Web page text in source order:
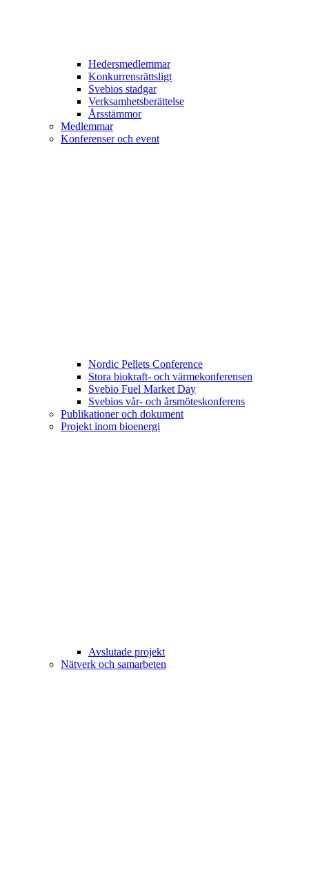
Hedersmedlemmar
Konkurrensrättsligt
Svebios stadgar
Verksamhetsberättelse
Årsstämmor
Medlemmar
Konferenser och event
Nordic Pellets Conference
Stora biokraft- och värmekonferensen
Svebio Fuel Market Day
Svebios vår- och årsmöteskonferens
Publikationer och dokument
Projekt inom bioenergi
Avslutade projekt
Nätverk och samarbeten